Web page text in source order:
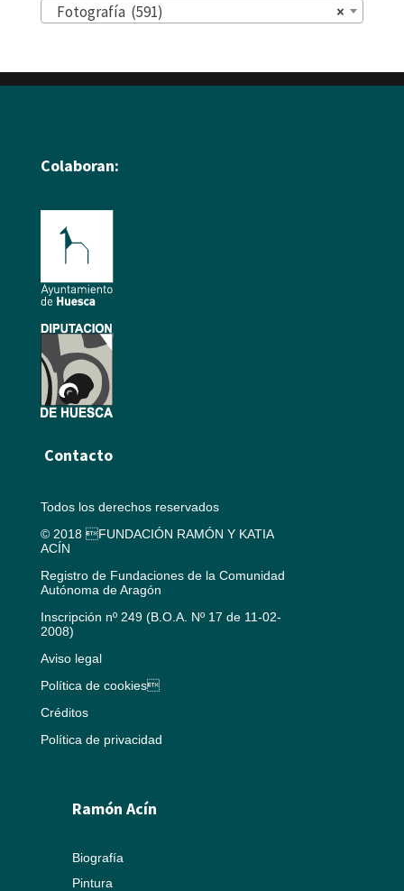
×
Fotografía (591)
Colaboran:
Contacto
Todos los derechos reservados
© 2018 FUNDACIÓN RAMÓN Y KATIA
ACÍN
Registro de Fundaciones de la Comunidad
Autónoma de Aragón
Inscripción nº 249 (B.O.A. Nº 17 de 11-02-
2008)
Aviso legal
Política de cookies
Créditos
Política de privacidad
Ramón Acín
Biografía
Pintura